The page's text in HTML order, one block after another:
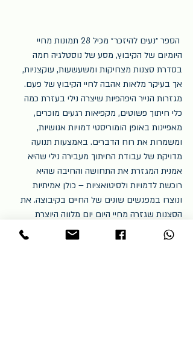
הספר ״נעים להיזכר״ מכיל 28 תמונות מחיי
היומיום של הקיבוץ, מסע של נוסטלגיה חמה
בסדרת סצנות מצחיקות ומשעשעות, עוקצניות,
אך בעיקר מלאות אהבה לחיי הקיבוץ של פעם.
מגזרות הנייר היפהפיות שיצרה נילי בעזרת כמה
כלי חיתוך פשוטים, מקפיאות רגעים מוכרים,
מאפיינות באופן הומוריסטי דמויות אנושיות,
ומשמרות את רוח הדברים. באמצעות תנועה
מדויקת של עבודת החיתוך מעבירה נילי שהיא
אמנית המגזרת את התחושה והחיבה שהיא
רוכשת לדמויות ולסיטואציות – כולן אמיתיות
ונוצרו במפגשים שונים של החיים בקיבוצה. את
הסצנות שגזרה מחיי היום יום מלווה היוצרת
בחרוזים שהוסיפה בשפה קולחת, עולצת אך גם
עוקצת. תובנות של מבט לאחור הנובעות